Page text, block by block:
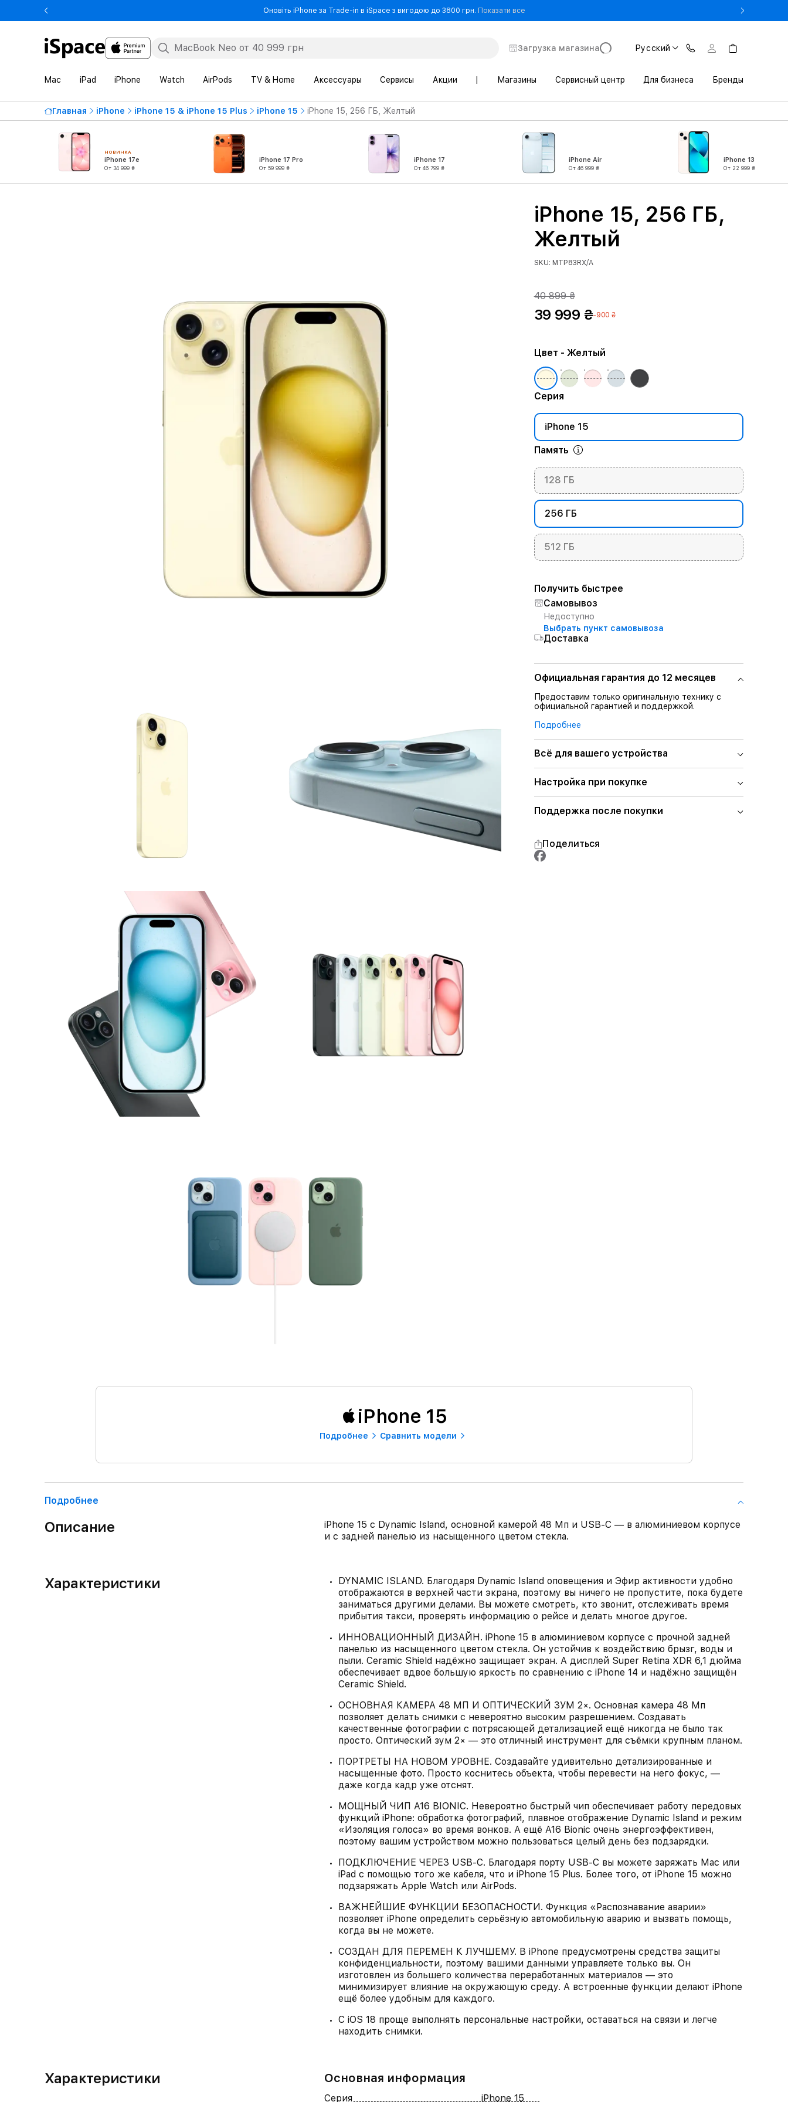
Оновіть iPhone за Trade-in в iSpace з вигодою до 3800 грн. Показати все- Оновіть iPhone за Trade-in в iSpace з вигодою до 3800 грн.
Загрузка магазина Русский
Mac iPad iPhone Watch AirPods TV & Home Аксессуары Сервисы Акции Магазины Сервисный центр Для бизнеса Бренды
Главная iPhone iPhone 15 & iPhone 15 Plus iPhone 15 iPhone 15, 256 ГБ, Желтый
НОВИНКА
iPhone 17e
От 34 999 ₴
iPhone 17 Pro
От 59 999 ₴
iPhone 17
От 46 799 ₴
iPhone Air
От 46 999 ₴
iPhone 13
От 22 999 ₴
iPhone 15, 256 ГБ,
Желтый
SKU: MTP83RX/A
40 899 ₴
39 999 ₴-900 ₴
Серия
iPhone 15
Память
128 ГБ
256 ГБ
512 ГБ
Цвет - Желтый
Получить быстрее
Самовывоз
Недоступно
Выбрать пункт самовывоза
Доставка
Официальная гарантия до 12 месяцев
Предоставим только оригинальную технику с
официальной гарантией и поддержкой.
Подробнее
Всё для вашего устройства
Настройка при покупке
Поддержка после покупки
Поделиться
iPhone 15
Подробнее Сравнить модели
Подробнее
Описание
iPhone 15 с Dynamic Island, основной камерой 48 Мп и USB‑C — в алюминиевом корпусе
и с задней панелью из насыщенного цветом стекла.
Характеристики
DYNAMIC ISLAND. Благодаря Dynamic Island оповещения и Эфир активности удобно
отображаются в верхней части экрана, поэтому вы ничего не пропустите, пока будете
заниматься другими делами. Вы можете смотреть, кто звонит, отслеживать время
прибытия такси, проверять информацию о рейсе и делать многое другое.
ИННОВАЦИОННЫЙ ДИЗАЙН. iPhone 15 в алюминиевом корпусе с прочной задней
панелью из насыщенного цветом стекла. Он устойчив к воздействию брызг, воды и
пыли. Ceramic Shield надёжно защищает экран. А дисплей Super Retina XDR 6,1 дюйма
обеспечивает вдвое большую яркость по сравнению с iPhone 14 и надёжно защищён
Ceramic Shield.
ОСНОВНАЯ КАМЕРА 48 МП И ОПТИЧЕСКИЙ ЗУМ 2×. Основная камера 48 Мп
позволяет делать снимки с невероятно высоким разрешением. Создавать
качественные фотографии с потрясающей детализацией ещё никогда не было так
просто. Оптический зум 2× — это отличный инструмент для съёмки крупным планом.
ПОРТРЕТЫ НА НОВОМ УРОВНЕ. Создавайте удивительно детализированные и
насыщенные фото. Просто коснитесь объекта, чтобы перевести на него фокус, —
даже когда кадр уже отснят.
МОЩНЫЙ ЧИП A16 BIONIC. Невероятно быстрый чип обеспечивает работу передовых
функций iPhone: обработка фотографий, плавное отображение Dynamic Island и режим
«Изоляция голоса» во время вонков. А ещё A16 Bionic очень энергоэффективен,
поэтому вашим устройством можно пользоваться целый день без подзарядки.
ПОДКЛЮЧЕНИЕ ЧЕРЕЗ USB‑C. Благодаря порту USB‑C вы можете заряжать Mac или
iPad с помощью того же кабеля, что и iPhone 15 Plus. Более того, от iPhone 15 можно
подзаряжать Apple Watch или AirPods.
ВАЖНЕЙШИЕ ФУНКЦИИ БЕЗОПАСНОСТИ. Функция «Распознавание аварии»
позволяет iPhone определить серьёзную автомобильную аварию и вызвать помощь,
когда вы не можете.
СОЗДАН ДЛЯ ПЕРЕМЕН К ЛУЧШЕМУ. В iPhone предусмотрены средства защиты
конфиденциальности, поэтому вашими данными управляете только вы. Он
изготовлен из большего количества переработанных материалов — это
минимизирует влияние на окружающую среду. А встроенные функции делают iPhone
ещё более удобным для каждого.
С iOS 18 проще выполнять персональные настройки, оставаться на связи и легче
находить снимки.
Характеристики Основная информация
Серия iPhone 15